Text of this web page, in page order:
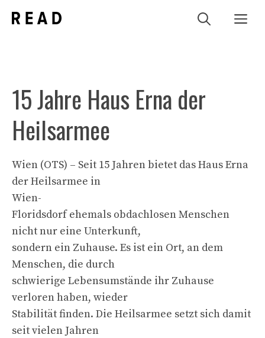
Inhalt
15 Jahre Haus Erna der
Heilsarmee
Wien (OTS) – Seit 15 Jahren bietet das Haus Erna
der Heilsarmee in
Wien-
Floridsdorf ehemals obdachlosen Menschen
nicht nur eine Unterkunft,
sondern ein Zuhause. Es ist ein Ort, an dem
Menschen, die durch
schwierige Lebensumstände ihr Zuhause
verloren haben, wieder
Stabilität finden. Die Heilsarmee setzt sich damit
seit vielen Jahren